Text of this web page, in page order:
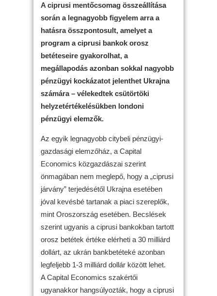
A ciprusi mentőcsomag összeállítása
során a legnagyobb figyelem arra a
hatásra összpontosult, amelyet a
program a ciprusi bankok orosz
betéteseire gyakorolhat, a
megállapodás azonban sokkal nagyobb
pénzügyi kockázatot jelenthet Ukrajna
számára – vélekedtek csütörtöki
helyzetértékelésükben londoni
pénzügyi elemzők.
Az egyik legnagyobb citybeli pénzügyi-
gazdasági elemzőház, a Capital
Economics közgazdászai szerint
önmagában nem meglepő, hogy a „ciprusi
járvány” terjedésétől Ukrajna esetében
jóval kevésbé tartanak a piaci szereplők,
mint Oroszország esetében. Becslések
szerint ugyanis a ciprusi bankokban tartott
orosz betétek értéke elérheti a 30 milliárd
dollárt, az ukrán bankbetéteké azonban
legfeljebb 1-3 milliárd dollár között lehet.
A Capital Economics szakértői
ugyanakkor hangsúlyozták, hogy a ciprusi